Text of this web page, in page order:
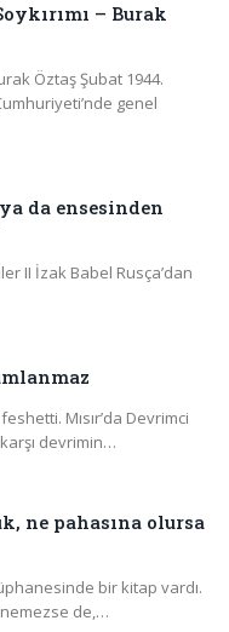
– Burak
Öztaş Şubat 1944.
genel
da ensesinden
II İzak Babel Rusça’dan
Mısır’da Devrimci
devrimin…
ne pahasına olursa
bir kitap vardı.
de,…